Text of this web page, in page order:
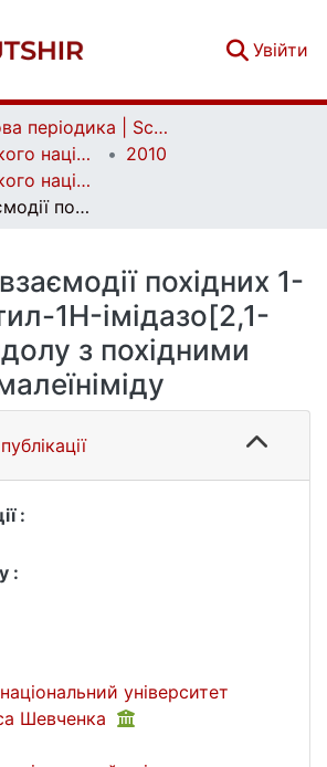
Увійти
Наукова періодика | Scientific periodicals
Вісник Київського національного університету імені Тараса Шевченка. Хімія | Bulletin of Taras Shevchenko National University of Kyiv. Chemistry
2010
Вісник Київського національного університету імені Тараса Шевченка. Хімія. Вип. 1(48)
Вивчення взаємодії похідних 1-R-2-метил-1H-імідазо[2,1-a]ізоіндолу з похідними малеїніміду
похідних 1-
1H-імідазо[2,1-
з похідними
:
:
університет
Шевченка